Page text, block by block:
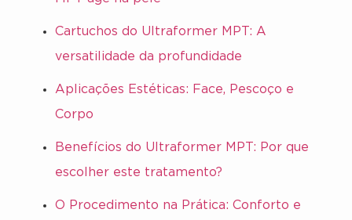
Cartuchos do Ultraformer MPT: A
versatilidade da profundidade
Aplicações Estéticas: Face, Pescoço e
Corpo
Benefícios do Ultraformer MPT: Por que
escolher este tratamento?
O Procedimento na Prática: Conforto e